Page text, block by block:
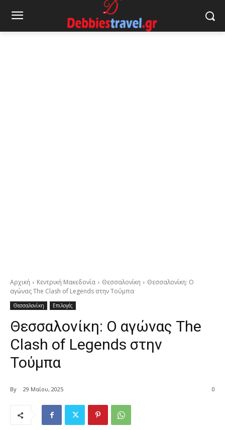
Αρχική Κεντρική Μακεδονία Θεσσαλονίκη
Θεσσαλονίκη: Ο
αγώνας The Clash of Legends στην Τούμπα
Θεσσαλονίκη Επιλογές
Θεσσαλονίκη: Ο αγώνας The
Clash of Legends στην
Τούμπα
By 29 Μαΐου, 2025 0